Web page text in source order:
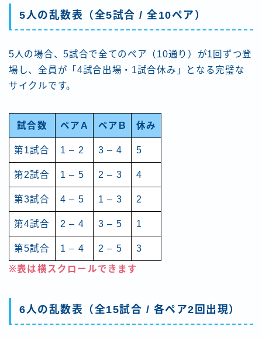
5人の乱数表（全5試合 / 全10ペア）
5人の場合、5試合で全てのペア（10通り）が1回ずつ登
場し、全員が「4試合出場・1試合休み」となる完璧な
サイクルです。
試合数 ペアA ペアB 休み
第1試合 1 – 2 3 – 4 5
第2試合 1 – 5 2 – 3 4
第3試合 4 – 5 1 – 3 2
第4試合 2 – 4 3 – 5 1
第5試合 1 – 4 2 – 5 3
※表は横スクロールできます
6人の乱数表（全15試合 / 各ペア2回出現）